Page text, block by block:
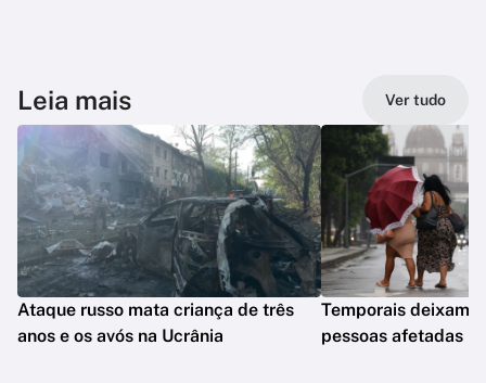
Leia mais Ver tudo
Ataque russo mata criança de três
anos e os avós na Ucrânia
Temporais deixam
pessoas afetadas